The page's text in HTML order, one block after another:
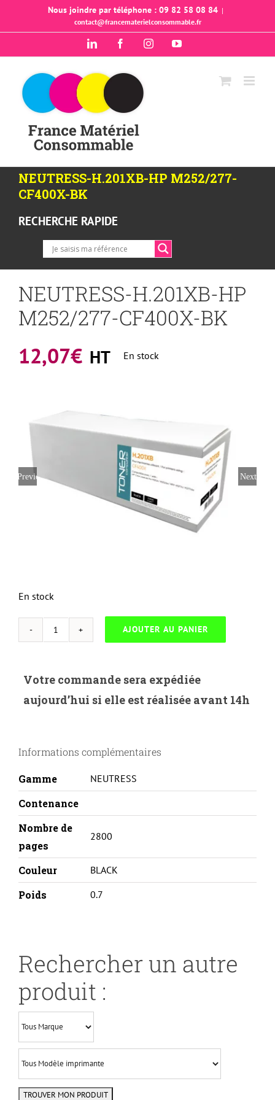
Nous joindre par téléphone : 09 82 58 08 84 |
contact@francematerielconsommable.fr
LinkedIn FacebookInstagramYouTube
NEUTRESS-H.201XB-HP M252/277-
CF400X-BK
RECHERCHE RAPIDE
NEUTRESS-H.201XB-HP
M252/277-CF400X-BK
12,07€ HT En stock
Previous Next
En stock
quantité
H.201XB-
HP
BK
AJOUTER AU PANIER
Votre commande sera expédiée
aujourd’hui si elle est réalisée avant 14h
Informations complémentaires
Gamme NEUTRESS
Contenance
Nombre de
pages
2800
Couleur BLACK
Poids 0.7
Rechercher un autre
produit :